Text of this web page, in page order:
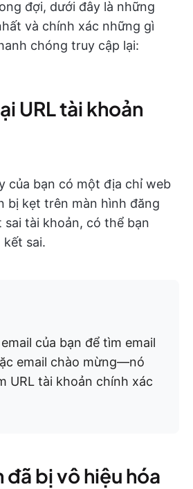
đợi, dưới đây là những
và chính xác những gì
chóng truy cập lại:
URL tài khoản
của bạn có một địa chỉ web
bị kẹt trên màn hình đăng
sai tài khoản, có thể bạn
kết sai.
của bạn để tìm email
email chào mừng—nó
URL tài khoản chính xác
đã bị vô hiệu hóa